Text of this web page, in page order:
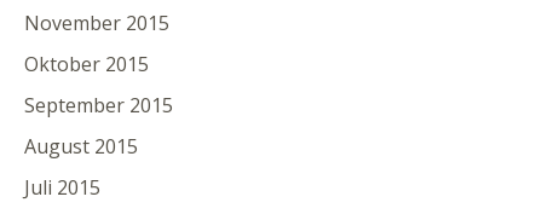
November 2015
Oktober 2015
September 2015
August 2015
Juli 2015